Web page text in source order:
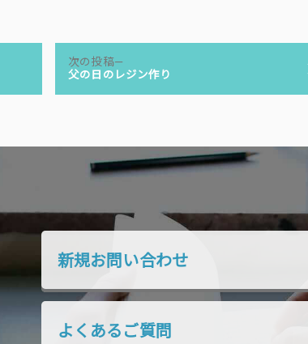
次の投稿
次
の
父の日のレジン作り
新規お問い合わせ
よくあるご質問